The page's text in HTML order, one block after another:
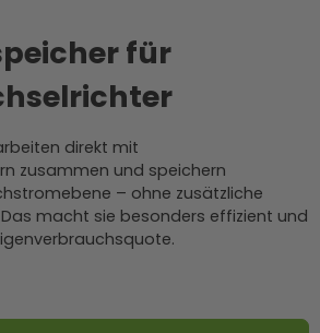
für
direkt mit
zusammen und speichern
– ohne zusätzliche
macht sie besonders effizient und